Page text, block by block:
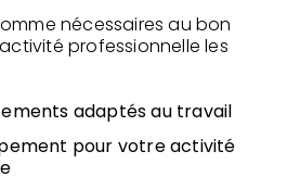
nécessaires au bon
professionnelle les
adaptés au travail
pour votre activité